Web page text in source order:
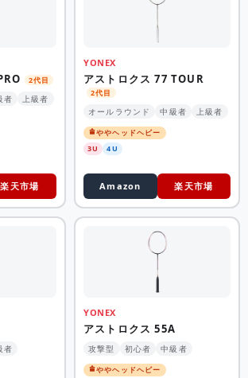
2代目
者 上級者
楽天市場
YONEX
アストロクス 77 TOUR
2代目
オールラウンド 中級者 上級者
ややヘッドヘビー
3U
4U
Amazon 楽天市場
者
YONEX
アストロクス 55A
攻撃型 初心者 中級者
ややヘッドヘビー